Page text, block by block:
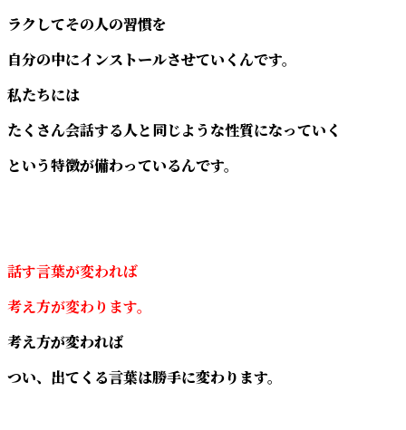
ラクしてその人の習慣を
自分の中にインストールさせていくんです。
私たちには
たくさん会話する人と同じような性質になっていく
という特徴が備わっているんです。
話す言葉が変われば
考え方が変わります。
考え方が変われば
つい、出てくる言葉は勝手に変わります。